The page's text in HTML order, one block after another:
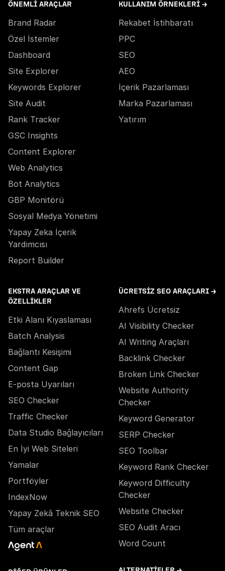
ÖNEMLI ARAÇLAR
Brand Radar
Özel İstemler
Dashboard
Site Explorer
Keywords Explorer
Site Audit
Rank Tracker
GSC Insights
Content Explorer
Web Analytics
Bot Analytics
GBP Monitörü
Sosyal Medya Yönetimi
Yapay Zeka İçerik
Yardımcısı
Report Builder
KULLANIM ÖRNEKLERI →
Rekabet İstihbaratı
PPC
SEO
AEO
İçerik Pazarlaması
Marka Pazarlaması
Yatırım
EKSTRA ARAÇLAR VE
ÖZELLIKLER
Etki Alanı Kıyaslaması
Batch Analysis
Bağlantı Kesişimi
Content Gap
E-posta Uyarıları
SEO Checker
Traffic Checker
Data Studio Bağlayıcıları
En İyi Web Siteleri
Yamalar
Portföyler
IndexNow
Yapay Zekâ Teknik SEO
Tüm araçlar
ÜCRETSIZ SEO ARAÇLARI →
Ahrefs Ücretsiz
AI Visibility Checker
AI Writing Araçları
Backlink Checker
Broken Link Checker
Website Authority
Checker
Keyword Generator
SERP Checker
SEO Toolbar
Keyword Rank Checker
Keyword Difficulty
Checker
Website Checker
SEO Audit Aracı
Word Count